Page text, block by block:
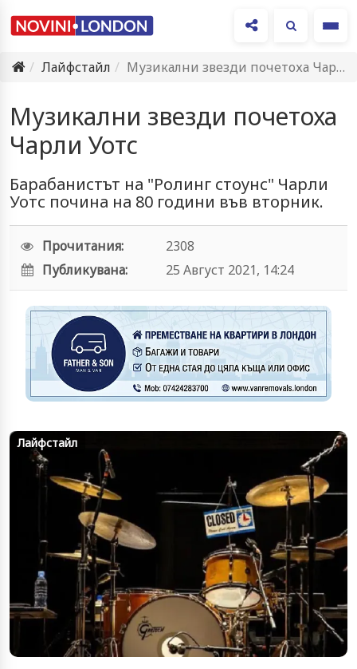
Лайфстайл
Музикални звезди почетоха Чарли Уотс
Музикални звезди почетоха
Чарли Уотс
Барабанистът на "Ролинг стоунс" Чарли
Уотс почина на 80 години във вторник.
Прочитания:
2308
Публикувана:
25 Август 2021, 14:24
Лайфстайл